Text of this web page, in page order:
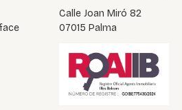
Calle Joan Miró 82
07015 Palma